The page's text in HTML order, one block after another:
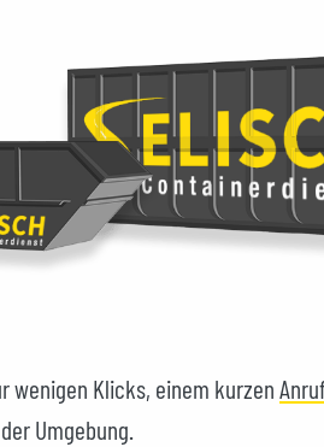
wenigen Klicks, einem kurzen
Umgebung.